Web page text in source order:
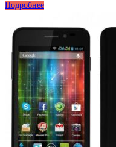
Подробнее